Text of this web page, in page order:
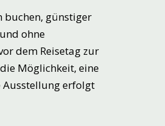
buchen, günstiger
ohne
dem Reisetag zur
Möglichkeit, eine
Ausstellung erfolgt